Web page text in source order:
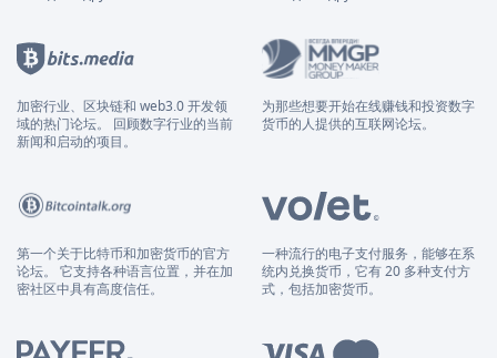
加密行业、区块链和 web3.0 开发领
域的热门论坛。 回顾数字行业的当前
新闻和启动的项目。
为那些想要开始在线赚钱和投资数字
货币的人提供的互联网论坛。
第一个关于比特币和加密货币的官方
论坛。 它支持各种语言位置，并在加
密社区中具有高度信任。
一种流行的电子支付服务，能够在系
统内兑换货币，它有 20 多种支付方
式，包括加密货币。